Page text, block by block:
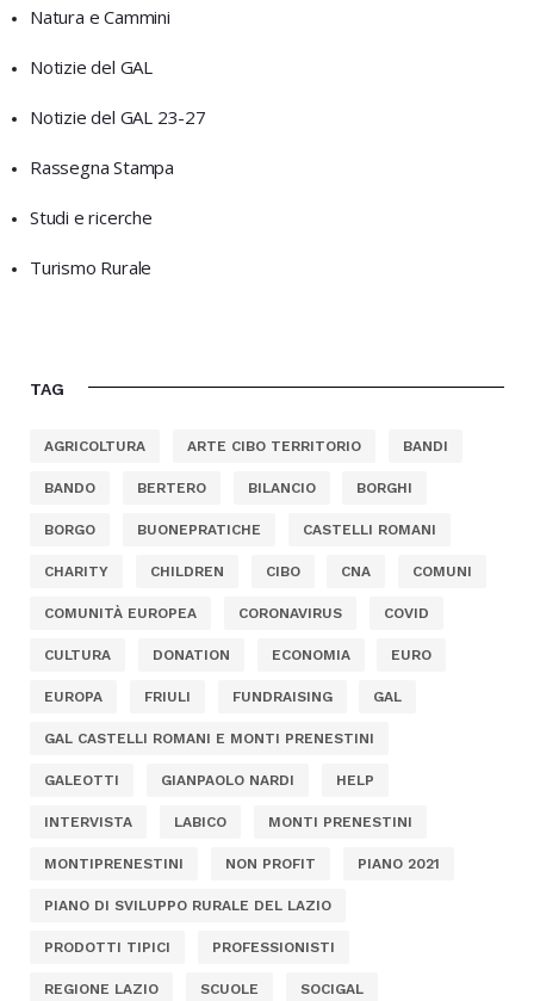
Natura e Cammini
Notizie del GAL
Notizie del GAL 23-27
Rassegna Stampa
Studi e ricerche
Turismo Rurale
TAG
AGRICOLTURA ARTE CIBO TERRITORIO BANDI
BANDO BERTERO BILANCIO BORGHI
BORGO BUONEPRATICHE CASTELLI ROMANI
CHARITY CHILDREN CIBO CNA COMUNI
COMUNITÀ EUROPEA CORONAVIRUS COVID
CULTURA DONATION ECONOMIA EURO
EUROPA FRIULI FUNDRAISING GAL
GAL CASTELLI ROMANI E MONTI PRENESTINI
GALEOTTI GIANPAOLO NARDI HELP
INTERVISTA LABICO MONTI PRENESTINI
MONTIPRENESTINI NON PROFIT PIANO 2021
PIANO DI SVILUPPO RURALE DEL LAZIO
PRODOTTI TIPICI PROFESSIONISTI
REGIONE LAZIO SCUOLE SOCIGAL